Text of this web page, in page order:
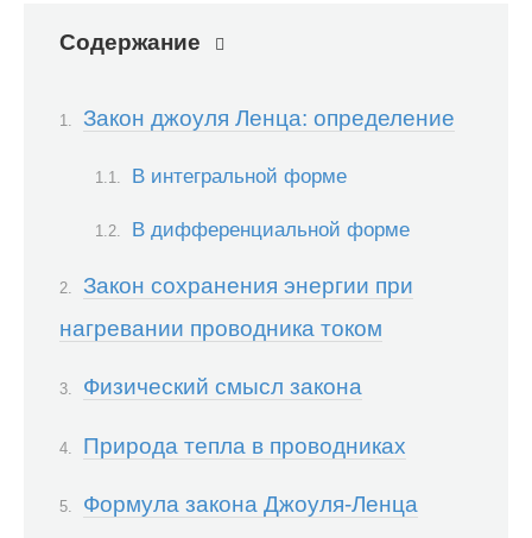
Содержание
Закон джоуля Ленца: определение
В интегральной форме
В дифференциальной форме
Закон сохранения энергии при
нагревании проводника током
Физический смысл закона
Природа тепла в проводниках
Формула закона Джоуля-Ленца